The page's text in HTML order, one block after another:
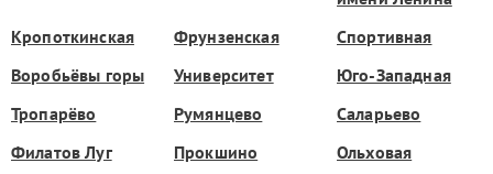
Кропоткинская
Фрунзенская
Спортивная
Воробьёвы горы
Университет
Юго-Западная
Тропарёво
Румянцево
Саларьево
Филатов Луг
Прокшино
Ольховая